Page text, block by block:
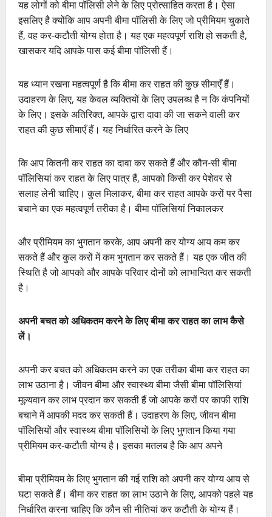
यह लोगों को बीमा पॉलिसी लेने के लिए प्रोत्साहित करता है। ऐसा
इसलिए है क्योंकि आप अपनी बीमा पॉलिसी के लिए जो प्रीमियम चुकाते
हैं, वह कर-कटौती योग्य होता है। यह एक महत्वपूर्ण राशि हो सकती है,
खासकर यदि आपके पास कई बीमा पॉलिसी हैं।
यह ध्यान रखना महत्वपूर्ण है कि बीमा कर राहत की कुछ सीमाएँ हैं।
उदाहरण के लिए, यह केवल व्यक्तियों के लिए उपलब्ध है न कि कंपनियों
के लिए। इसके अतिरिक्त, आपके द्वारा दावा की जा सकने वाली कर
राहत की कुछ सीमाएँ हैं। यह निर्धारित करने के लिए
कि आप कितनी कर राहत का दावा कर सकते हैं और कौन-सी बीमा
पॉलिसियां ​​कर राहत के लिए पात्र हैं, आपको किसी कर पेशेवर से
सलाह लेनी चाहिए। कुल मिलाकर, बीमा कर राहत आपके करों पर पैसा
बचाने का एक महत्वपूर्ण तरीका है। बीमा पॉलिसियां ​​निकालकर
और प्रीमियम का भुगतान करके, आप अपनी कर योग्य आय कम कर
सकते हैं और कुल करों में कम भुगतान कर सकते हैं। यह एक जीत की
स्थिति है जो आपको और आपके परिवार दोनों को लाभान्वित कर सकती
है।
अपनी बचत को अधिकतम करने के लिए बीमा कर राहत का लाभ कैसे
लें।
अपनी कर बचत को अधिकतम करने का एक तरीका बीमा कर राहत का
लाभ उठाना है। जीवन बीमा और स्वास्थ्य बीमा जैसी बीमा पॉलिसियां ​​
मूल्यवान कर लाभ प्रदान कर सकती हैं जो आपके करों पर काफी राशि
बचाने में आपकी मदद कर सकती हैं। उदाहरण के लिए, जीवन बीमा
पॉलिसियों और स्वास्थ्य बीमा पॉलिसियों के लिए भुगतान किया गया
प्रीमियम कर-कटौती योग्य है। इसका मतलब है कि आप अपने
बीमा प्रीमियम के लिए भुगतान की गई राशि को अपनी कर योग्य आय से
घटा सकते हैं। बीमा कर राहत का लाभ उठाने के लिए, आपको पहले यह
निर्धारित करना चाहिए कि कौन सी नीतियां कर कटौती के योग्य हैं।